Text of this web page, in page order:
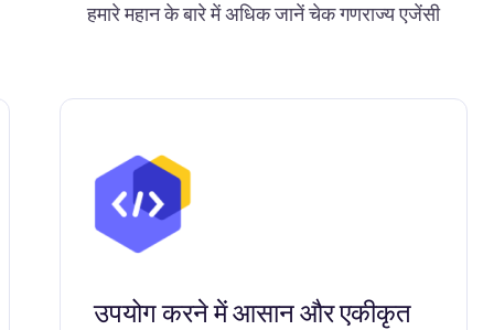
हमारे महान के बारे में अधिक जानें चेक गणराज्य एजेंसी
उपयोग करने में आसान और एकीकृत